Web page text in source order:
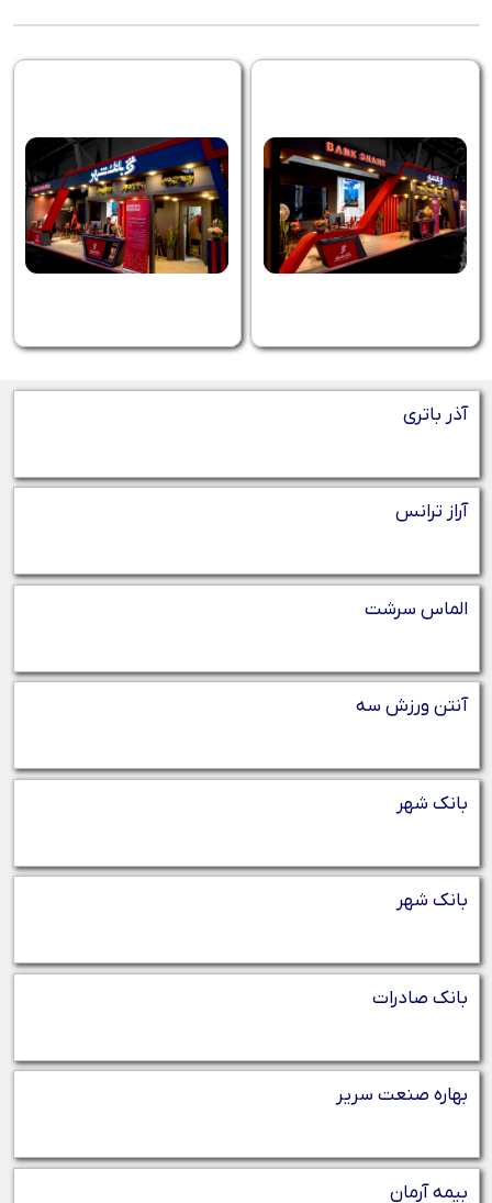
آذر باتری
آراز ترانس
الماس سرشت
آنتن ورزش سه
بانک شهر
بانک شهر
بانک صادرات
بهاره صنعت سریر
بیمه آرمان